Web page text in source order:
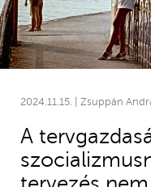
2024.11.15. | Zsuppán
A